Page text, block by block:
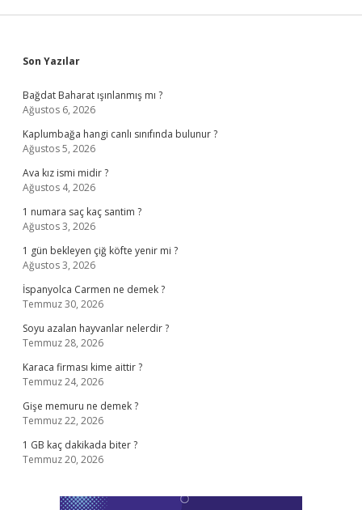
Sidebar
Son Yazılar
Bağdat Baharat ışınlanmış mı ?
Ağustos 6, 2026
Kaplumbağa hangi canlı sınıfında bulunur ?
Ağustos 5, 2026
Ava kız ismi midir ?
Ağustos 4, 2026
1 numara saç kaç santim ?
Ağustos 3, 2026
1 gün bekleyen çiğ köfte yenir mi ?
Ağustos 3, 2026
İspanyolca Carmen ne demek ?
Temmuz 30, 2026
Soyu azalan hayvanlar nelerdir ?
Temmuz 28, 2026
Karaca firması kime aittir ?
Temmuz 24, 2026
Gişe memuru ne demek ?
Temmuz 22, 2026
1 GB kaç dakikada biter ?
Temmuz 20, 2026